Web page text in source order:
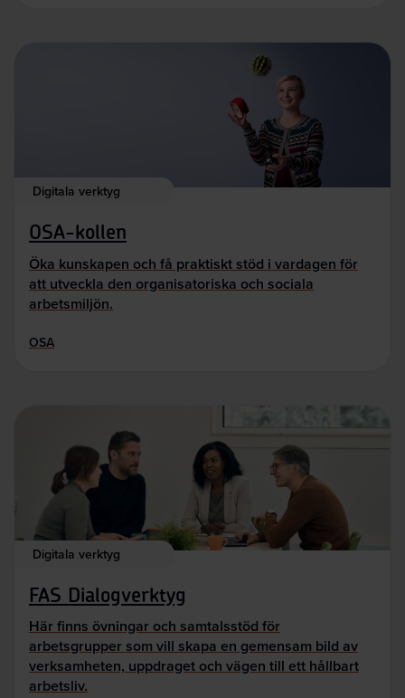
Digitala verktyg
OSA-kollen
Öka kunskapen och få praktiskt stöd i vardagen för
att utveckla den organisatoriska och sociala
arbetsmiljön.
OSA
Digitala verktyg
FAS Dialogverktyg
Här finns övningar och samtalsstöd för
arbetsgrupper som vill skapa en gemensam bild av
verksamheten, uppdraget och vägen till ett hållbart
arbetsliv.